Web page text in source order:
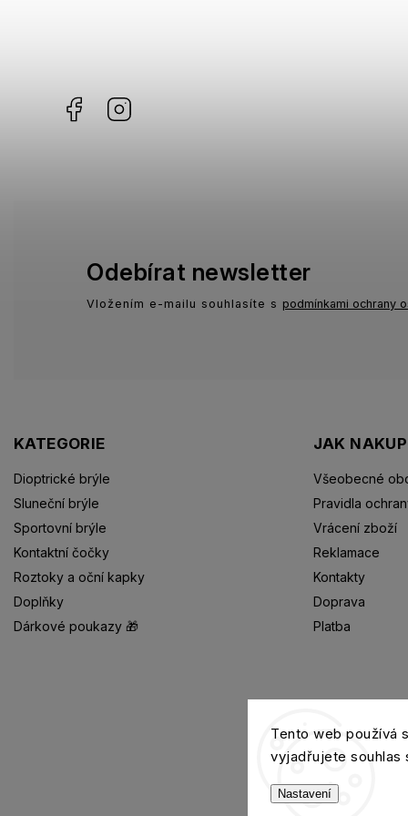
Tento web používá
vyjadřujete souhlas
Nastavení
Facebook
KATEGORIE
Dioptrické brýle
Sluneční brýle
Sportovní brýle
Kontaktní čočky
Roztoky a oční kapky
Doplňky
Dárkové poukazy 🎁
JAK
Všeobecné
Pravidla
Vrácení zboží
Reklamace
Kontakty
Doprava
Platba
Odebírat newsletter
Vložením e-mailu souhlasíte s podmínkami ochrany